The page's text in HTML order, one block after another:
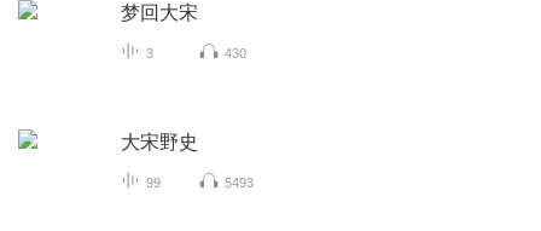
梦回大宋
3 430
大宋野史
99 5493